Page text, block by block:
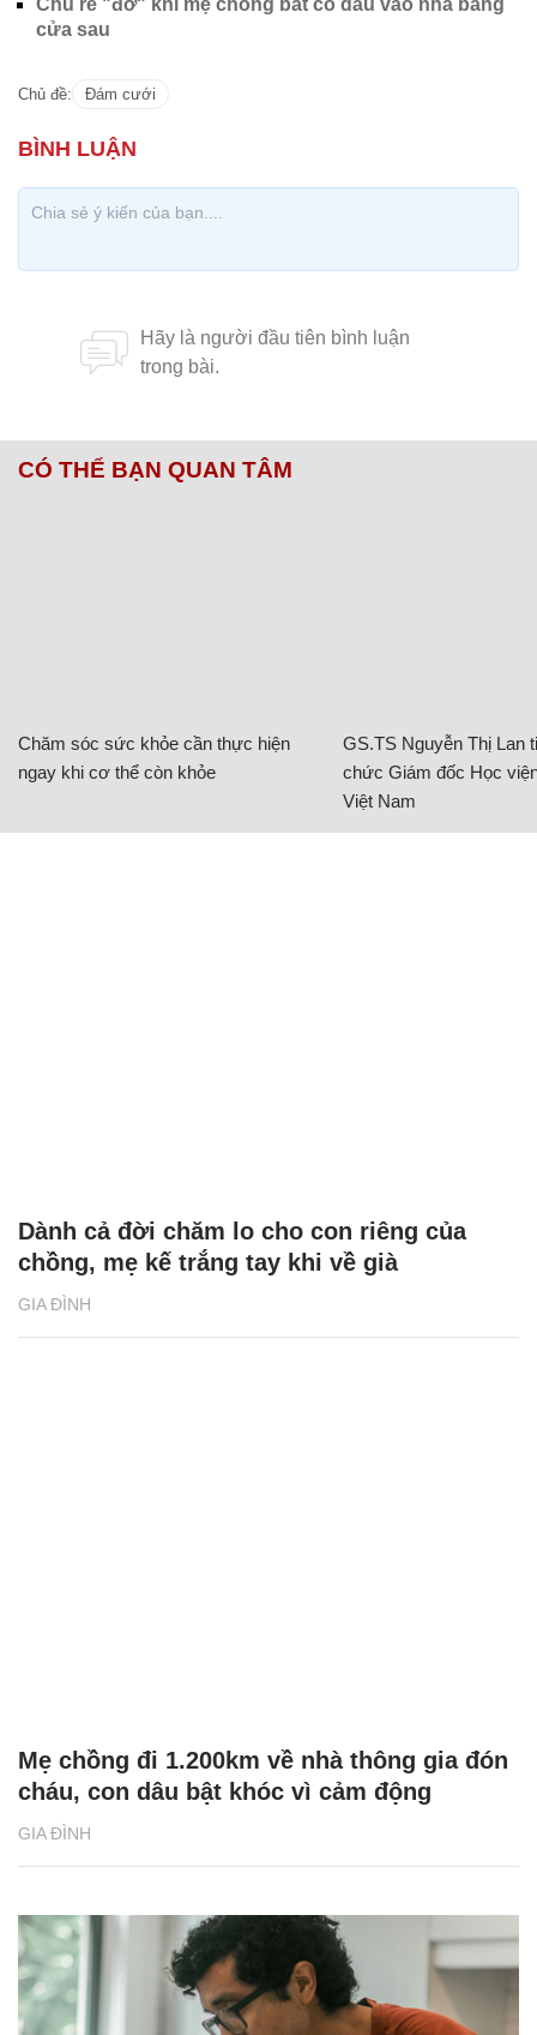
Chú rể "đơ" khi mẹ chồng bắt cô dâu vào nhà bằng
cửa sau
Chủ đề: Đám cưới
CÓ THỂ BẠN QUAN TÂM
Chăm sóc sức khỏe cần thực hiện
ngay khi cơ thể còn khỏe
GS.TS Nguyễn Thị Lan
chức Giám đốc Học
Việt Nam
GIA ĐÌNH
Dành cả đời chăm lo cho con riêng của
chồng, mẹ kế trắng tay khi về già
GIA ĐÌNH
Mẹ chồng đi 1.200km về nhà thông gia đón
cháu, con dâu bật khóc vì cảm động